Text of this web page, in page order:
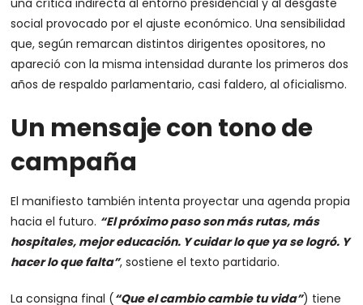
una crítica indirecta al entorno presidencial y al desgaste
social provocado por el ajuste económico. Una sensibilidad
que, según remarcan distintos dirigentes opositores, no
apareció con la misma intensidad durante los primeros dos
años de respaldo parlamentario, casi faldero, al oficialismo.
Un mensaje con tono de
campaña
El manifiesto también intenta proyectar una agenda propia
hacia el futuro. “El próximo paso son más rutas, más
hospitales, mejor educación. Y cuidar lo que ya se logró. Y
hacer lo que falta”, sostiene el texto partidario.
La consigna final (“Que el cambio cambie tu vida”) tiene